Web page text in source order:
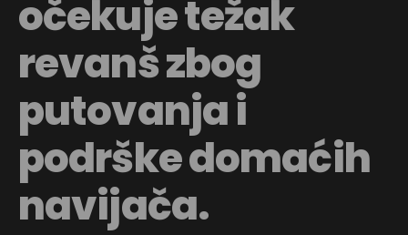
očekuje težak
revanš zbog
putovanja i
podrške domaćih
navijača.